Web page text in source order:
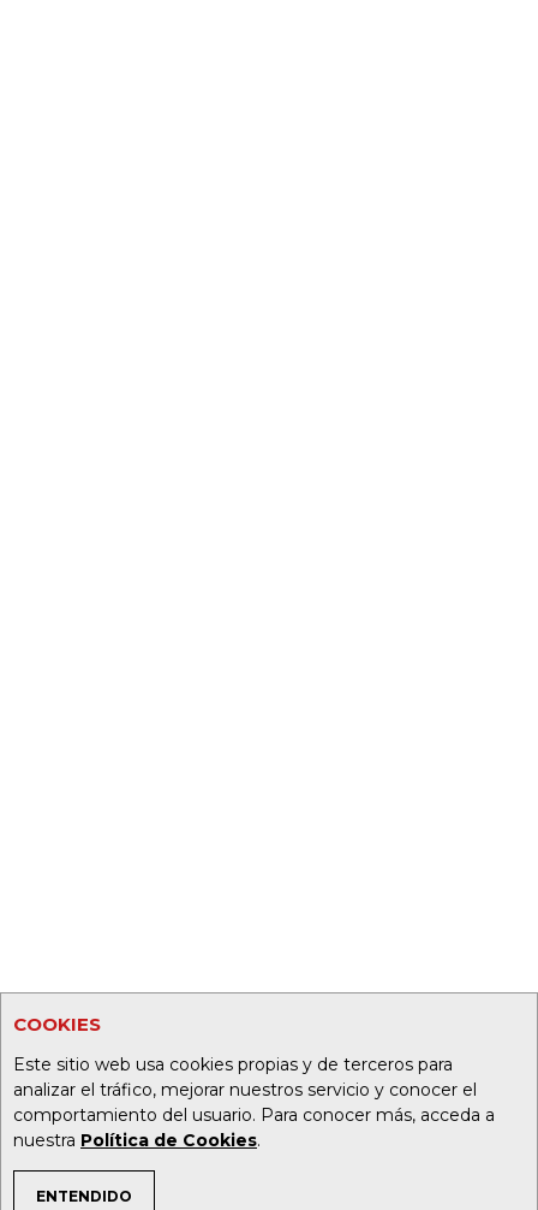
COOKIES
Este sitio web usa cookies propias y de terceros para
analizar el tráfico, mejorar nuestros servicio y conocer el
comportamiento del usuario. Para conocer más, acceda a
nuestra Política de Cookies.
ENTENDIDO